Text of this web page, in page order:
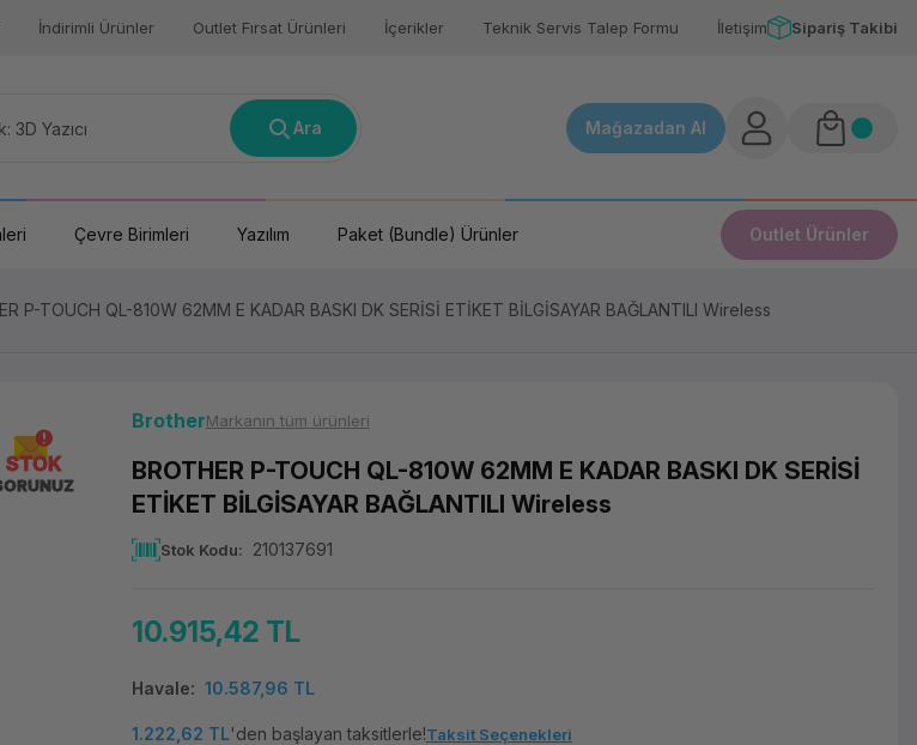
İndirimli Ürünler Outlet Fırsat Ürünleri İçerikler Teknik Servis Talep Formu İletişim Sipariş Takibi
Ara Mağazadan Al
Çevre Birimleri Yazılım Paket (Bundle) Ürünler Outlet Ürünler
P-TOUCH QL-810W 62MM E KADAR BASKI DK SERİSİ ETİKET BİLGİSAYAR BAĞLANTILI Wireless
STOK
BrotherMarkanın tüm ürünleri
BROTHER P-TOUCH QL-810W 62MM E KADAR BASKI DK SERİSİ
ETİKET BİLGİSAYAR BAĞLANTILI Wireless
Stok Kodu 210137691
10.915,42 TL
Havale 10.587,96 TL
1.222,62 TL'den başlayan taksitlerle!Taksit Seçenekleri